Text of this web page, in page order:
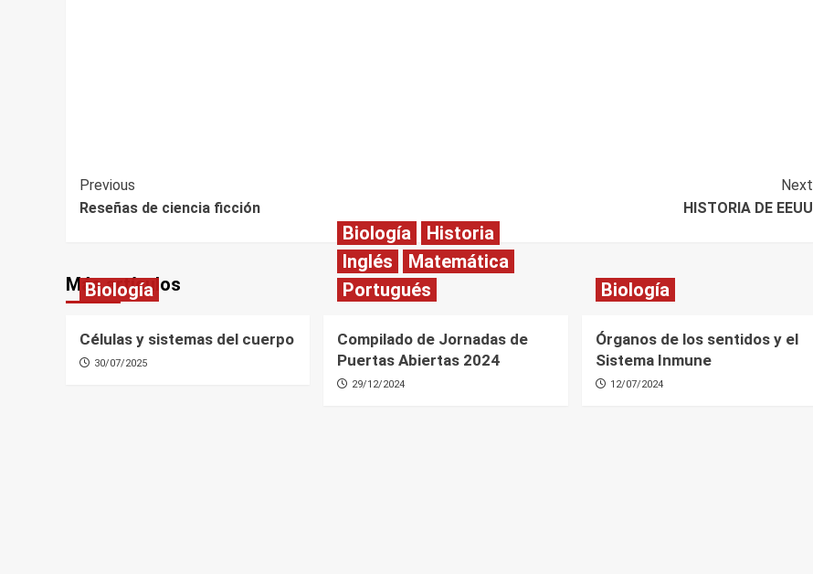
Post
Navigation
Previous
Reseñas de ciencia ficción
Next
HISTORIA DE EEUU
Más artículos
Biología
Células y sistemas del cuerpo
30/07/2025
Biología
Historia
Inglés
Matemática
Portugués
Compilado de Jornadas de
Puertas Abiertas 2024
29/12/2024
Biología
Órganos de los sentidos y el
Sistema Inmune
12/07/2024